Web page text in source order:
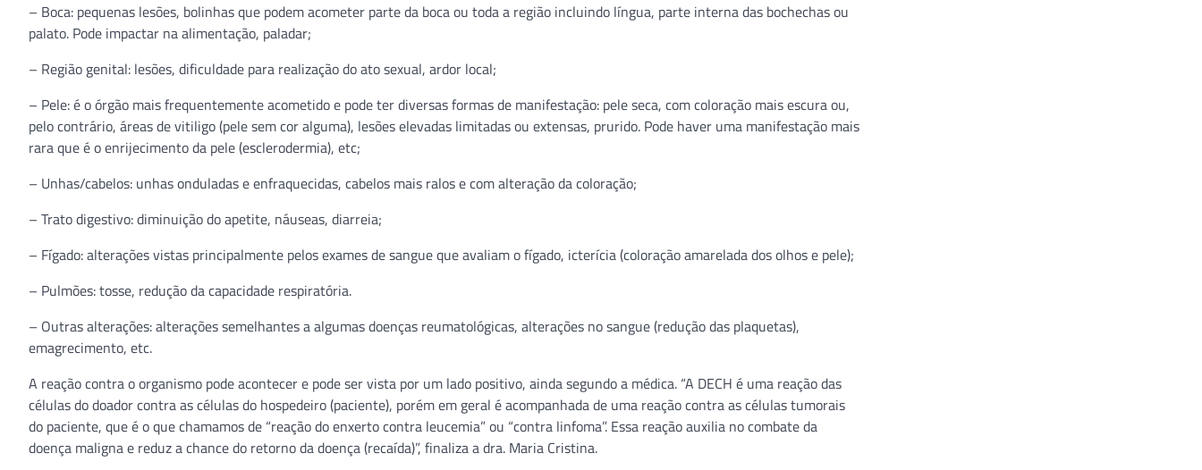
– Boca: pequenas lesões, bolinhas que podem acometer parte da boca ou toda a região incluindo língua, parte interna das bochechas ou
palato. Pode impactar na alimentação, paladar;
– Região genital: lesões, dificuldade para realização do ato sexual, ardor local;
– Pele: é o órgão mais frequentemente acometido e pode ter diversas formas de manifestação: pele seca, com coloração mais escura ou,
pelo contrário, áreas de vitiligo (pele sem cor alguma), lesões elevadas limitadas ou extensas, prurido. Pode haver uma manifestação mais
rara que é o enrijecimento da pele (esclerodermia), etc;
– Unhas/cabelos: unhas onduladas e enfraquecidas, cabelos mais ralos e com alteração da coloração;
– Trato digestivo: diminuição do apetite, náuseas, diarreia;
– Fígado: alterações vistas principalmente pelos exames de sangue que avaliam o fígado, icterícia (coloração amarelada dos olhos e pele);
– Pulmões: tosse, redução da capacidade respiratória.
– Outras alterações: alterações semelhantes a algumas doenças reumatológicas, alterações no sangue (redução das plaquetas),
emagrecimento, etc.
A reação contra o organismo pode acontecer e pode ser vista por um lado positivo, ainda segundo a médica. “A DECH é uma reação das
células do doador contra as células do hospedeiro (paciente), porém em geral é acompanhada de uma reação contra as células tumorais
do paciente, que é o que chamamos de “reação do enxerto contra leucemia” ou “contra linfoma”. Essa reação auxilia no combate da
doença maligna e reduz a chance do retorno da doença (recaída)”, finaliza a dra. Maria Cristina.